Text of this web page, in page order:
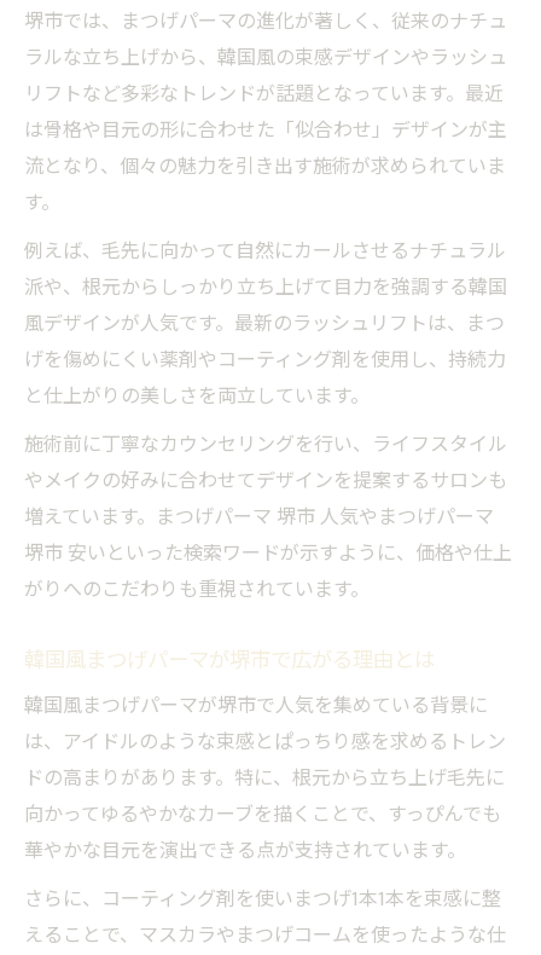
堺市では、まつげパーマの進化が著しく、従来のナチュ
ラルな立ち上げから、韓国風の束感デザインやラッシュ
リフトなど多彩なトレンドが話題となっています。最近
は骨格や目元の形に合わせた「似合わせ」デザインが主
流となり、個々の魅力を引き出す施術が求められていま
す。
例えば、毛先に向かって自然にカールさせるナチュラル
派や、根元からしっかり立ち上げて目力を強調する韓国
風デザインが人気です。最新のラッシュリフトは、まつ
げを傷めにくい薬剤やコーティング剤を使用し、持続力
と仕上がりの美しさを両立しています。
施術前に丁寧なカウンセリングを行い、ライフスタイル
やメイクの好みに合わせてデザインを提案するサロンも
増えています。まつげパーマ 堺市 人気やまつげパーマ
堺市 安いといった検索ワードが示すように、価格や仕上
がりへのこだわりも重視されています。
韓国風まつげパーマが堺市で広がる理由とは
韓国風まつげパーマが堺市で人気を集めている背景に
は、アイドルのような束感とぱっちり感を求めるトレン
ドの高まりがあります。特に、根元から立ち上げ毛先に
向かってゆるやかなカーブを描くことで、すっぴんでも
華やかな目元を演出できる点が支持されています。
さらに、コーティング剤を使いまつげ1本1本を束感に整
えることで、マスカラやまつげコームを使ったような仕